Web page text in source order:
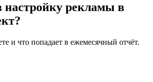
настройку рекламы в
и что попадает в ежемесячный отчёт.